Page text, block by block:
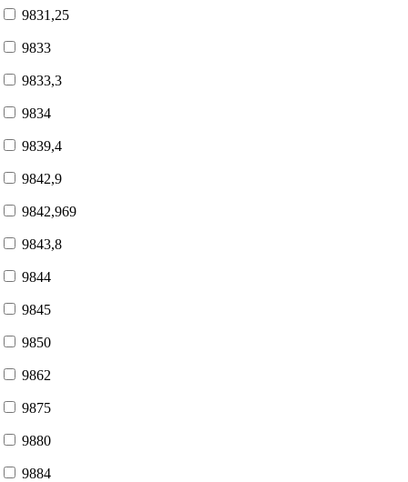
9831,25
9833
9833,3
9834
9839,4
9842,9
9842,969
9843,8
9844
9845
9850
9862
9875
9880
9884